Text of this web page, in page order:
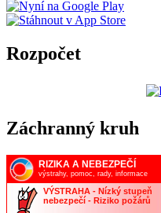
Rozpočet
Záchranný kruh